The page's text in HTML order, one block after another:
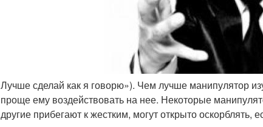
Лучше сделай как я говорю»). Чем лучше манипулятор
проще ему воздействовать на нее. Некоторые
другие прибегают к жестким, могут открыто оскорблять,